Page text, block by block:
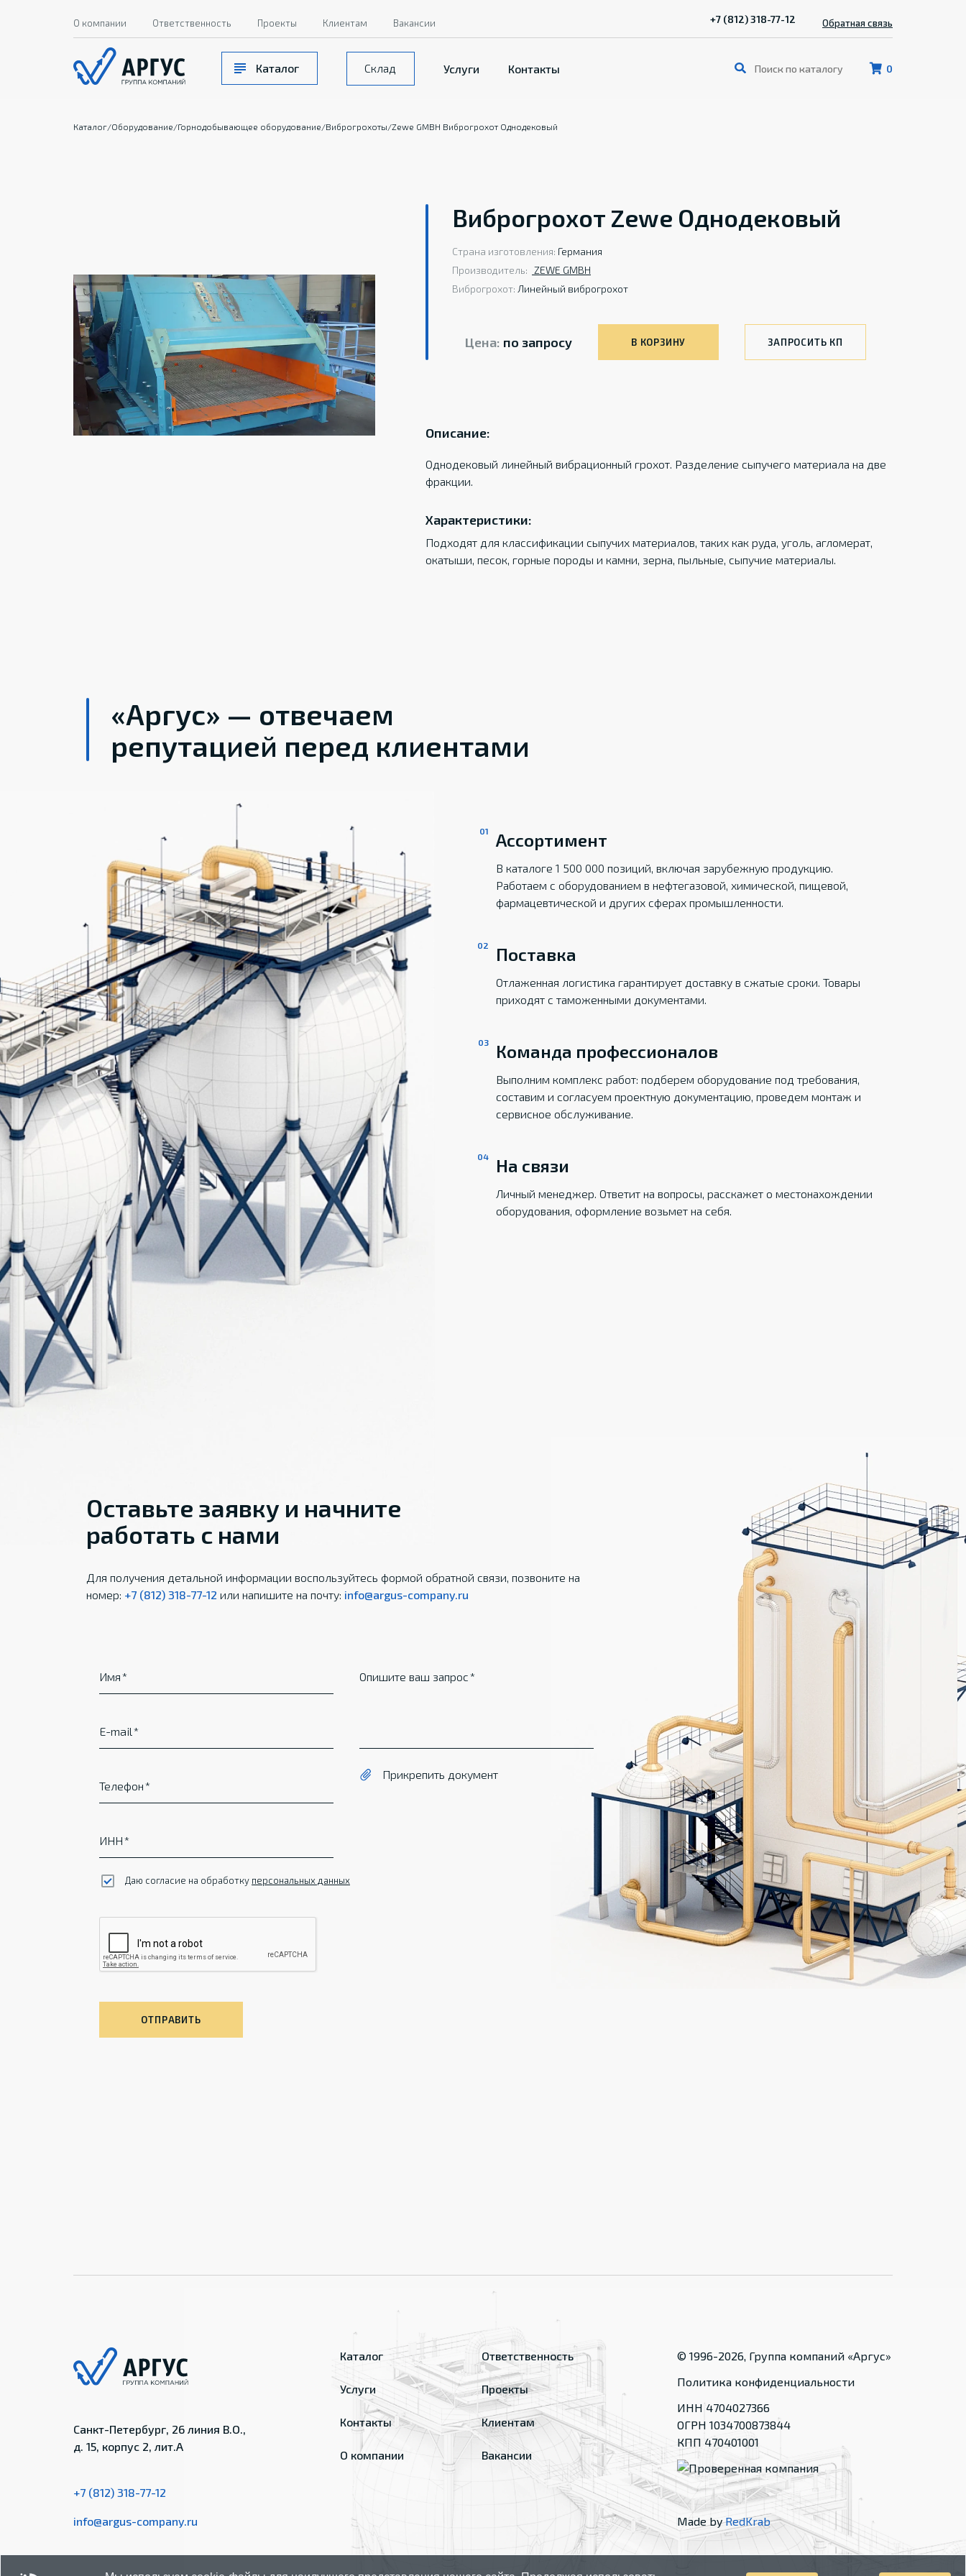
0
Каталог Склад Услуги Контакты
О компании Ответственность Проекты Клиентам Вакансии +7 (812) 318-77-12 Обратная связь
Каталог/Оборудование/Горнодобывающее оборудование/Виброгрохоты/Zewe GMBH Виброгрохот Однодековый
Виброгрохот Zewe Однодековый
Страна изготовления: Германия
Производитель: ZEWE GMBH
Виброгрохот: Линейный виброгрохот
Цена: по запросу В КОРЗИНУ ЗАПРОСИТЬ КП
Описание:
Однодековый линейный вибрационный грохот. Разделение сыпучего материала на две
фракции.
Характеристики:
Подходят для классификации сыпучих материалов, таких как руда, уголь, агломерат,
окатыши, песок, горные породы и камни, зерна, пыльные, сыпучие материалы.
«Аргус» — отвечаем
репутацией перед клиентами
Ассортимент
В каталоге 1 500 000 позиций, включая зарубежную продукцию.
Работаем с оборудованием в нефтегазовой, химической, пищевой,
фармацевтической и других сферах промышленности.
Поставка
Отлаженная логистика гарантирует доставку в сжатые сроки. Товары
приходят с таможенными документами.
Команда профессионалов
Выполним комплекс работ: подберем оборудование под требования,
составим и согласуем проектную документацию, проведем монтаж и
сервисное обслуживание.
На связи
Личный менеджер. Ответит на вопросы, расскажет о местонахождении
оборудования, оформление возьмет на себя.
Оставьте заявку и начните
работать с нами
Для получения детальной информации воспользуйтесь формой обратной связи, позвоните на
номер: +7 (812) 318-77-12 или напишите на почту: info@argus-company.ru
Имя
E-mail
Телефон
ИНН
Опишите ваш запрос
Прикрепить документ
Даю согласие на обработку персональных данных
ОТПРАВИТЬ
Санкт-Петербург, 26 линия В.О.,
д. 15, корпус 2, лит.А
+7 (812) 318-77-12
info@argus-company.ru
Каталог
Услуги
Контакты
О компании
Ответственность
Проекты
Клиентам
Вакансии
© 1996-2026, Группа компаний «Аргус»
Политика конфиденциальности
ИНН 4704027366
ОГРН 1034700873844
КПП 470401001
Made byRedKrab